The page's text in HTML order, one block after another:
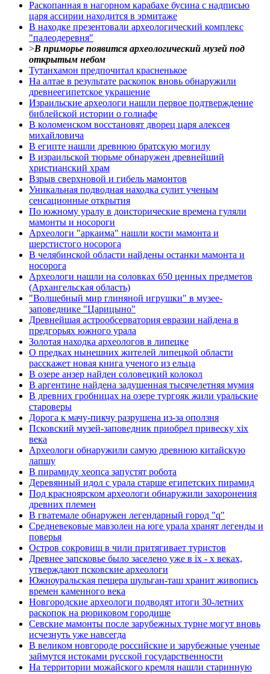
Раскопанная в нагорном карабахе бусина с надписью
царя ассирии находится в эрмитаже
В находке презентовали археологический комплекс
"палеодеревня"
>В приморье появится археологический музей под
открытым небом
Тутанхамон предпочитал красненькое
На алтае в результате раскопок вновь обнаружили
древнеегипетское украшение
Израильские археологи нашли первое подтверждение
библейской истории о голиафе
В коломенском восстановят дворец царя алексея
михайловича
В египте нашли древнюю братскую могилу
В израильской тюрьме обнаружен древнейший
христианский храм
Взрыв сверхновой и гибель мамонтов
Уникальная подводная находка сулит ученым
сенсационные открытия
По южному уралу в доисторические времена гуляли
мамонты и носороги
Археологи "аркаима" нашли кости мамонта и
шерстистого носорога
В челябинской области найдены останки мамонта и
носорога
Археологи нашли на соловках 650 ценных предметов
(Архангельская область)
"Волшебный мир глиняной игрушки" в музее-
заповеднике "Царицыно"
Древнейшая астрообсерватория евразии найдена в
предгорьях южного урала
Золотая находка археологов в липецке
О предках нынешних жителей липецкой области
расскажет новая книга ученого из ельца
В озере анзер найден соловецкий колокол
В аргентине найдена задушенная тысячелетняя мумия
В древних гробницах на озере тургояк жили уральские
староверы
Дорога к мачу-пикчу разрушена из-за оползня
Псковский музей-заповедник приобрел привеску xix
века
Археологи обнаружили самую древнюю китайскую
лапшу
В пирамиду хеопса запустят робота
Деревянный идол с урала старше египетских пирамид
Под красноярском археологи обнаружили захоронения
древних племен
В гватемале обнаружен легендарный город "q"
Средневековые мавзолеи на юге урала хранят легенды и
поверья
Остров сокровищ в чили притягивает туристов
Древнее запсковье было заселено уже в ix - x веках,
утверждают псковские археологи
Южноуральская пещера шульган-таш хранит живопись
времен каменного века
Новгородские археологи подводят итоги 30-летних
раскопок на рюриковом городище
Севские мамонты после зарубежных турне могут вновь
исчезнуть уже навсегда
В великом новгороде российские и зарубежные ученые
займутся истоками русской государственности
На территории можайского кремля нашли старинную